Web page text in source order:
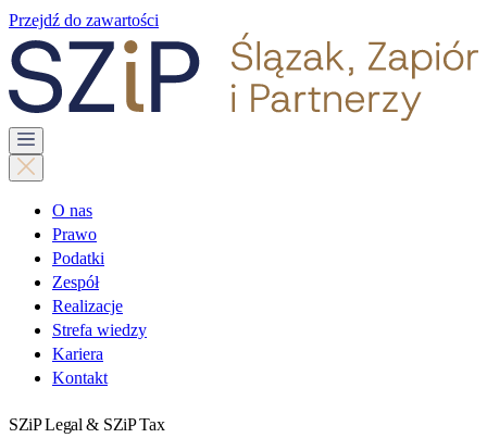
Przejdź do zawartości
O nas
Prawo
Podatki
Zespół
Realizacje
Strefa wiedzy
Kariera
Kontakt
SZiP Legal & SZiP Tax